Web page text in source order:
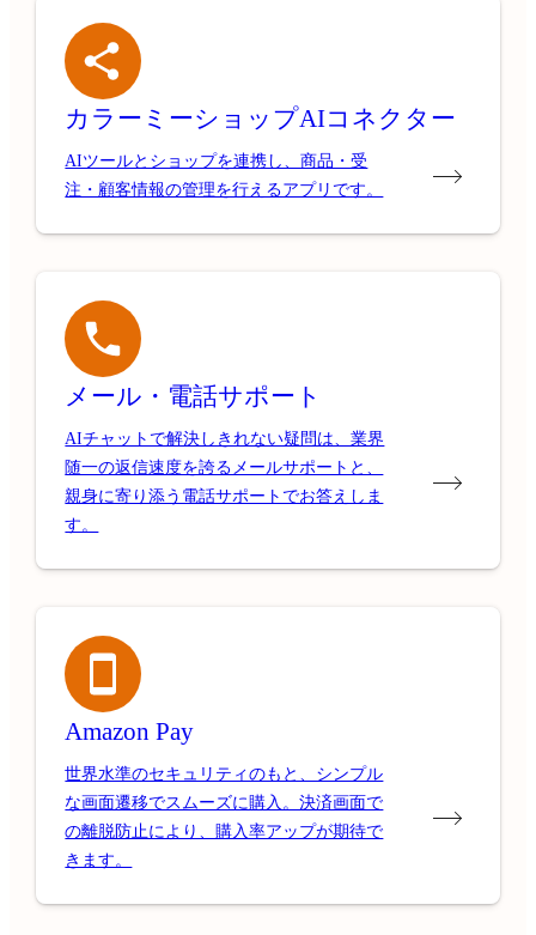
カラーミーショップAIコネクター
AIツールとショップを連携し、商品・受
注・顧客情報の管理を行えるアプリです。
メール・電話サポート
AIチャットで解決しきれない疑問は、業界
随一の返信速度を誇るメールサポートと、
親身に寄り添う電話サポートでお答えしま
す。
Amazon Pay
世界水準のセキュリティのもと、シンプル
な画面遷移でスムーズに購入。決済画面で
の離脱防止により、購入率アップが期待で
きます。